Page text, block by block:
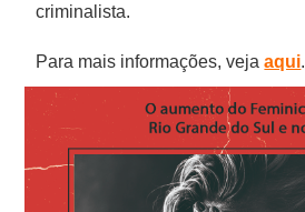
criminalista.
Para mais informações, vejaaqui.